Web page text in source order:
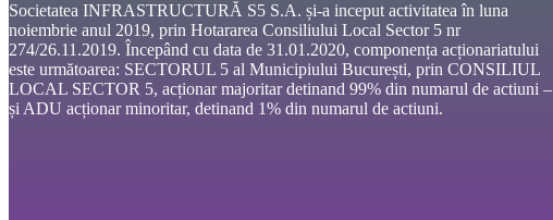
Societatea INFRASTRUCTURĂ S5 S.A. și-a inceput activitatea în luna
noiembrie anul 2019, prin Hotararea Consiliului Local Sector 5 nr
274/26.11.2019. Începând cu data de 31.01.2020, componența acționariatului
este următoarea: SECTORUL 5 al Municipiului București, prin CONSILIUL
LOCAL SECTOR 5, acționar majoritar detinand 99% din numarul de actiuni –
și ADU acționar minoritar, detinand 1% din numarul de actiuni.